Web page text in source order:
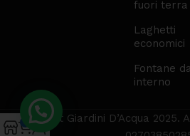
fuori terra
Laghetti
economici
Fontane da
interno
© Copyright Giardini D’Acqua